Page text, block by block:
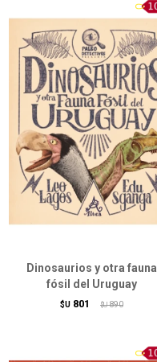
Dinosaurios y otra fauna
fósil del Uruguay
$U 801 $U 890